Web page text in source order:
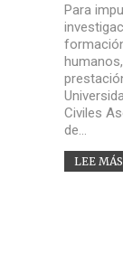
Para
Civiles
de…
LEE